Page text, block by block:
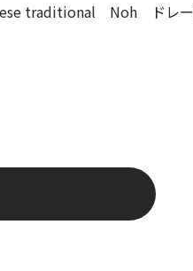
traditional Noh ドレー